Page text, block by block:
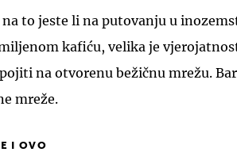
na to jeste li na putovanju u
kafiću, velika je
na otvorenu bežičnu mrežu.
mreže.
I OVO